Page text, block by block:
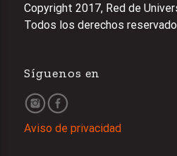
Copyright 2017, Red de
Todos los derechos
Síguenos en
Aviso de privacidad